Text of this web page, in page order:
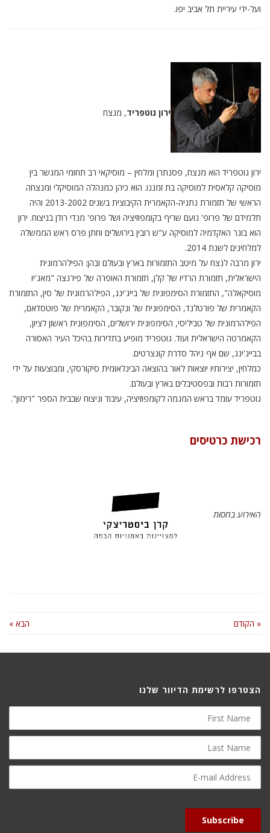
ועל-ידי עיריית תל אביב יפו.
ירון גוטפריד, מנצח
ירון גוטפריד הוא מנצח, פסנתרן ומלחין – מוסיקאי רב תחומי המגשר בין
מוסיקה קלאסית למוסיקה בת זמננו. הוא כיהן כמנהלה המוסיקלי ומנצחה
הראשי של תזמורת נתניה-הקאמרית הקיבוצית בשנים 2013-2002 והיה
תלמידם של פרופ' נועם שריף בקומפוזיציה ושל פרופ' מנדי רודן בניצוח. ירון
הוא בוגר האקדמיה למוסיקה ע"ש רובין בירושלים וחתן פרס ראש הממשלה
למלחינים לשנת 2014.
ירון מרבה לנצח על מיטב התזמורות בארץ ובעולם ובהן: הפילהרמונית
הישראלית, תזמורת הרדיו של קלן, תזמורת האופרה של פירנצה "מאג'יו
מוסיקאלה", התזמורת הסימפונית של בייג'ינג, הפילהרמונית של סין, התזמורת
הקאמרית של פורטלנד, הסימפונית של ונקובר, הקאמרית של פוטסדאם,
הפילהרמונית של טביליסי, הסימפונית ירושלים, הסימפונית ראשון לציון,
הקאמרטה הישראלית ועוד. גוטפריד מופיע בתדירות בהיכל העיר האסורה
בבייג'ינג, שם אף ניהל סדרת קונצרטים.
כמלחין, יצירותיו יוצאות לאור בהוצאה הבינלאומית סיקורסקי, ומבוצעות על ידי
תזמורות רבות ובפסטיבלים בארץ ובעולם.
גוטפריד עומד בראש המגמה לקומפוזיציה, עיבוד וניצוח שבבית הספר "רימון".
רכישת כרטיסים
האירוע בחסות
« הקודם הבא »
הצטרפו לרשימת הדיוור שלנו
First
Name
Last
Name
E-
mail
Address
Subscribe